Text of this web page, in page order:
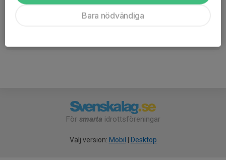
För smarta idrottsföreningar
Välj version: Mobil Desktop
Bara nödvändiga